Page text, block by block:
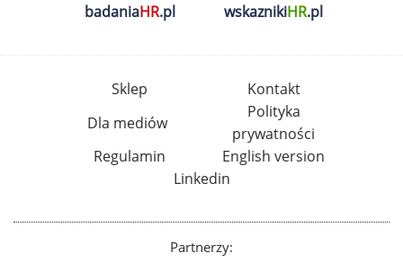
badaniaHR.pl wskaznikiHR.pl
Sklep
Kontakt
Dla mediów
Polityka
prywatności
Regulamin
English version
Linkedin
Partnerzy: